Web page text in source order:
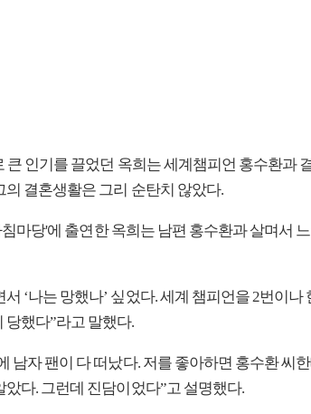
큰 인기를 끌었던 옥희는 세계챔피언 홍수환과
의 결혼생활은 그리 순탄치 않았다.
침마당'에 출연한 옥희는 남편 홍수환과 살며서
‘나는 망했나’ 싶었다. 세계 챔피언을 2번이나
당했다”라고 말했다.
남자 팬이 다 떠났다. 저를 좋아하면 홍수환 씨
았다. 그런데 진담이었다”고 설명했다.